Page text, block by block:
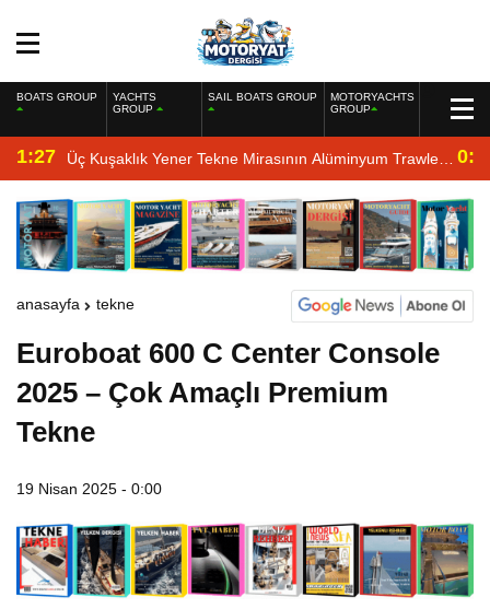
BOATS GROUP
YACHTS
GROUP
SAIL BOATS GROUP
MOTORYACHTS
GROUP
1:27 Üç Kuşaklık Yener Tekne Mirasının Alüminyum Trawler
Yorumu
anasayfa tekne
Euroboat 600 C Center Console
2025 – Çok Amaçlı Premium
Tekne
19 Nisan 2025 - 0:00